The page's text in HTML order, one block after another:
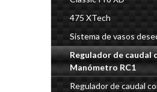
475 XTech
Sistema de vasos
Regulador de caudal
Manómetro RC1
Regulador de caudal